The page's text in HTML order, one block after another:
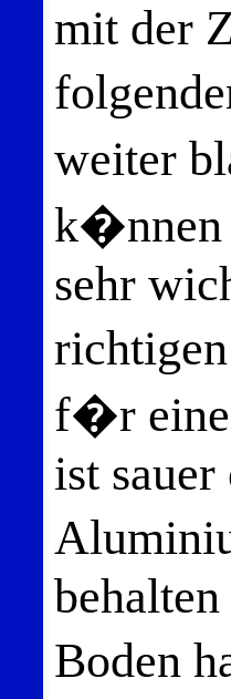
mit der
weiter
k�nnen
sehr
f�r eine
ist
Boden